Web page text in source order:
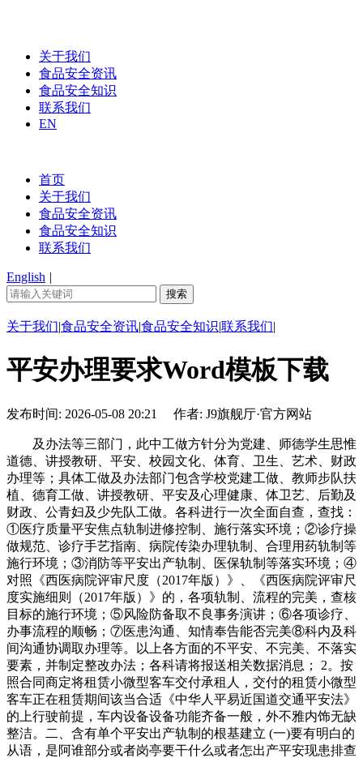
关于我们
食品安全资讯
食品安全知识
联系我们
EN
首页
关于我们
食品安全资讯
食品安全知识
联系我们
English |
关于我们|食品安全资讯|食品安全知识|联系我们|
平安办理要求Word模板下载
发布时间: 2026-05-08 20:21 作者: J9旗舰厅·官方网站
及办法等三部门，此中工做方针分为党建、师德学生思惟
道德、讲授教研、平安、校园文化、体育、卫生、艺术、财政
办理等；具体工做及办法部门包含学校党建工做、教师步队扶
植、德育工做、讲授教研、平安及心理健康、体卫艺、后勤及
财政、公青妇及少先队工做。各科进行一次全面自查，查找：
①医疗质量平安焦点轨制进修控制、施行落实环境；②诊疗操
做规范、诊疗手艺指南、病院传染办理轨制、合理用药轨制等
施行环境；③消防等平安出产轨制、医保轨制等落实环境；④
对照《西医病院评审尺度（2017年版）》、《西医病院评审尺
度实施细则（2017年版）》的，各项轨制、流程的完美，查核
目标的施行环境；⑤风险防备取不良事务演讲；⑥各项诊疗、
办事流程的顺畅；⑦医患沟通、知情奉告能否完美⑧科内及科
间沟通协调取办理等。以上各方面的不平安、不完美、不落实
要素，并制定整改办法；各科请将报送相关数据消息； 2。按
照合同商定将租赁小微型客车交付承租人，交付的租赁小微型
客车正在租赁期间该当合适《中华人平易近国道交通平安法》
的上行驶前提，车内设备设备功能齐备一般，外不雅内饰无缺
整洁。二、含有单个平安出产轨制的根基建立 (一)要有明白的
从语，是阿谁部分或者岗亭要干什么或者怎出产平安现患排查